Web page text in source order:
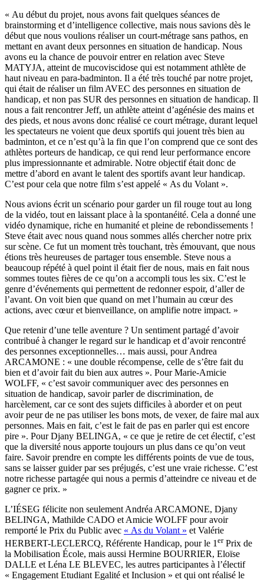
« Au début du projet, nous avons fait quelques séances de
brainstorming et d’intelligence collective, mais nous savions dès le
début que nous voulions réaliser un court-métrage sans pathos, en
mettant en avant deux personnes en situation de handicap. Nous
avons eu la chance de pouvoir entrer en relation avec Steve
MATYJA, atteint de mucoviscidose qui est notamment athlète de
haut niveau en para-badminton. Il a été très touché par notre projet,
qui était de réaliser un film AVEC des personnes en situation de
handicap, et non pas SUR des personnes en situation de handicap. Il
nous a fait rencontrer Jeff, un athlète atteint d’agénésie des mains et
des pieds, et nous avons donc réalisé ce court métrage, durant lequel
les spectateurs ne voient que deux sportifs qui jouent très bien au
badminton, et ce n’est qu’à la fin que l’on comprend que ce sont des
athlètes porteurs de handicap, ce qui rend leur performance encore
plus impressionnante et admirable. Notre objectif était donc de
mettre d’abord en avant le talent des sportifs avant leur handicap.
C’est pour cela que notre film s’est appelé « As du Volant ».
Nous avions écrit un scénario pour garder un fil rouge tout au long
de la vidéo, tout en laissant place à la spontanéité. Cela a donné une
vidéo dynamique, riche en humanité et pleine de rebondissements !
Steve était avec nous quand nous sommes allés chercher notre prix
sur scène. Ce fut un moment très touchant, très émouvant, que nous
étions très heureuses de partager tous ensemble. Steve nous a
beaucoup répété à quel point il était fier de nous, mais en fait nous
sommes toutes fières de ce qu’on a accompli tous les six. C’est le
genre d’événements qui permettent de redonner espoir, d’aller de
l’avant. On voit bien que quand on met l’humain au cœur des
actions, avec cœur et bienveillance, on amplifie notre impact. »
Que retenir d’une telle aventure ? Un sentiment partagé d’avoir
contribué à changer le regard sur le handicap et d’avoir rencontré
des personnes exceptionnelles… mais aussi, pour Andrea
ARCAMONE : « une double récompense, celle de s’être fait du
bien et d’avoir fait du bien aux autres ». Pour Marie-Amicie
WOLFF, « c’est savoir communiquer avec des personnes en
situation de handicap, savoir parler de discrimination, de
harcèlement, car ce sont des sujets difficiles à aborder et on peut
avoir peur de ne pas utiliser les bons mots, de vexer, de faire mal aux
personnes. Mais en fait, c’est le fait de pas en parler qui est encore
pire ». Pour Djany BELINGA, « ce que je retire de cet électif, c’est
que la diversité nous apporte toujours un plus dans ce qu’on veut
faire. Savoir prendre en compte les différents points de vue de tous,
sans se laisser guider par ses préjugés, c’est une vraie richesse. C’est
notre richesse partagée qui nous a permis d’atteindre ce niveau et de
gagner ce prix. »
L’IÉSEG félicite non seulement Andréa ARCAMONE, Djany
BELINGA, Mathilde CADO et Amicie WOLFF pour avoir
remporté le Prix du Public avec « As du Volant » et Valérie
HERBERT-LECLERCQ, Référente Handicap, pour le 1 erPrix de
la Mobilisation École, mais aussi Hermine BOURRIER, Eloïse
DALLE et Léna LE BLEVEC, les autres participantes à l’électif
« Engagement Etudiant Egalité et Inclusion » et qui ont réalisé le